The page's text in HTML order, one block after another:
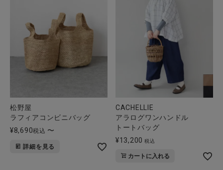
松野屋
ラフィアコンビニバッグ
¥8,690税込 〜
詳細を見る
CACHELLIE
アラログワンハンドル
トートバッグ
¥13,200 税込
カートに入れる